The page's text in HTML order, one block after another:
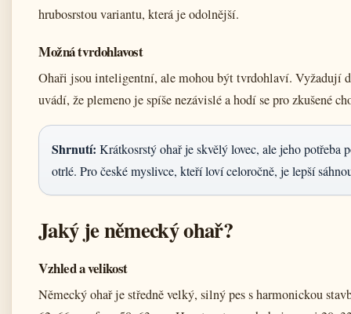
hrubosrstou variantu, která je odolnější.
Možná tvrdohlavost
Ohaři jsou inteligentní, ale mohou být tvrdohlaví. Vyžadují
uvádí, že plemeno je spíše nezávislé a hodí se pro zkušené
Shrnutí: Krátkosrstý ohař je skvělý lovec, ale jeho potřeba
otrlé. Pro české myslivce, kteří loví celoročně, je lepší
Jaký je německý ohař?
Vzhled a velikost
Německý ohař je středně velký, silný pes s harmonickou